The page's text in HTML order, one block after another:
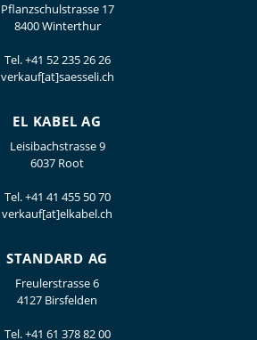
Pflanzschulstrasse 17
8400 Winterthur
Tel.+41 52 235 26 26
verkauf[at]saesseli.ch
EL KABEL AG
Leisibachstrasse 9
6037 Root
Tel.+41 41 455 50 70
verkauf[at]elkabel.ch
STANDARD AG
Freulerstrasse 6
4127 Birsfelden
Tel.+41 61 378 82 00